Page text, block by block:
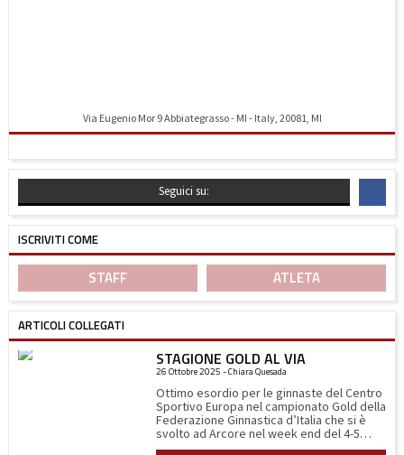
Via Eugenio Mor 9 Abbiategrasso - MI - Italy, 20081, MI
Seguici su:
ISCRIVITI COME
STAFF ATLETA
ARTICOLI COLLEGATI
STAGIONE GOLD AL VIA
26 Ottobre 2025 - Chiara Quesada
Ottimo esordio per le ginnaste del Centro
Sportivo Europa nel campionato Gold della
Federazione Ginnastica d’Italia che si è
svolto ad Arcore nel week end del 4-5
ottobre. Sabato 4 alle 11.00 del mattino